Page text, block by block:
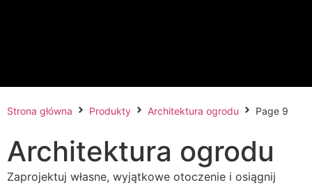
Strona główna Produkty Architektura ogrodu Page 9
Architektura ogrodu
Zaprojektuj własne, wyjątkowe otoczenie i osiągnij